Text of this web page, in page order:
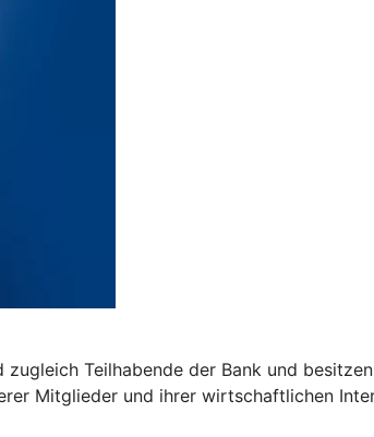
Teilhabende der Bank und
Mitglieder und ihrer wirtschaftlichen